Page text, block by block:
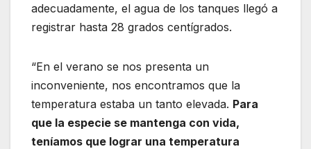
adecuadamente, el agua de los tanques llegó a
registrar hasta 28 grados centígrados.
“En el verano se nos presenta un
inconveniente, nos encontramos que la
temperatura estaba un tanto elevada. Para
que la especie se mantenga con vida,
teníamos que lograr una temperatura